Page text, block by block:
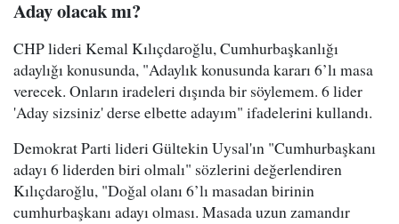
Aday olacak mı?
CHP lideri Kemal Kılıçdaroğlu, Cumhurbaşkanlığı
adaylığı konusunda, "Adaylık konusunda kararı 6’lı masa
verecek. Onların iradeleri dışında bir söylemem. 6 lider
'Aday sizsiniz' derse elbette adayım" ifadelerini kullandı.
Demokrat Parti lideri Gültekin Uysal'ın "Cumhurbaşkanı
adayı 6 liderden biri olmalı" sözlerini değerlendiren
Kılıçdaroğlu, "Doğal olanı 6’lı masadan birinin
cumhurbaşkanı adayı olması. Masada uzun zamandır